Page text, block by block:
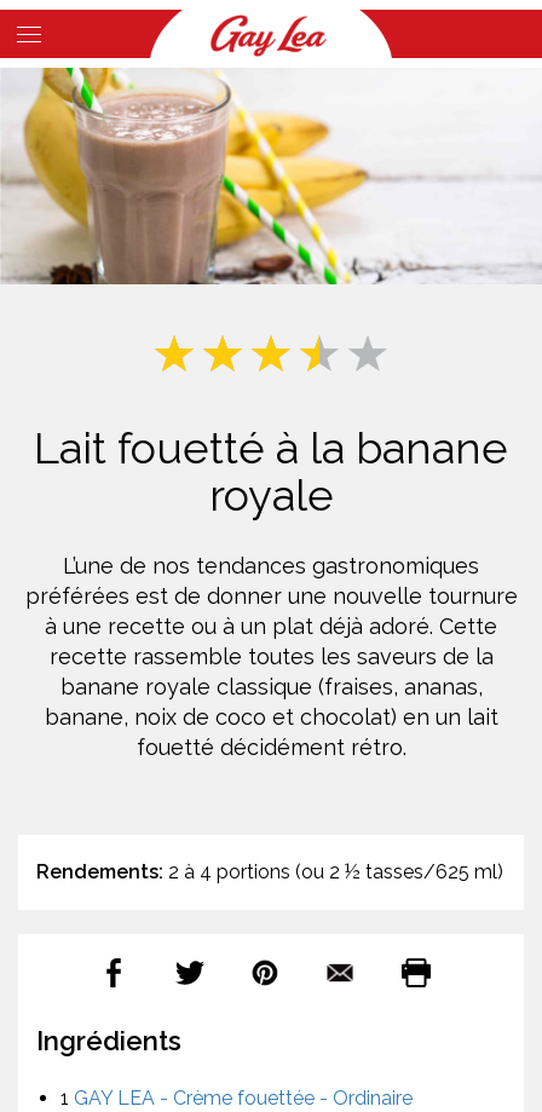
Skip
to
main
content
Main
Content
Lait fouetté à la banane
royale
L’une de nos tendances gastronomiques
préférées est de donner une nouvelle tournure
à une recette ou à un plat déjà adoré. Cette
recette rassemble toutes les saveurs de la
banane royale classique (fraises, ananas,
banane, noix de coco et chocolat) en un lait
fouetté décidément rétro.
Rendements: 2 à 4 portions (ou 2 ½ tasses/625 ml)
Ingrédients
1 GAY LEA - Crème fouettée - Ordinaire